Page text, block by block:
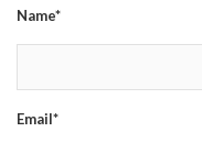
Name*
Email*